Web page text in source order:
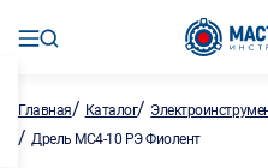
Главная/ Каталог/
/ Дрель МС4-10 РЭ Фиолент